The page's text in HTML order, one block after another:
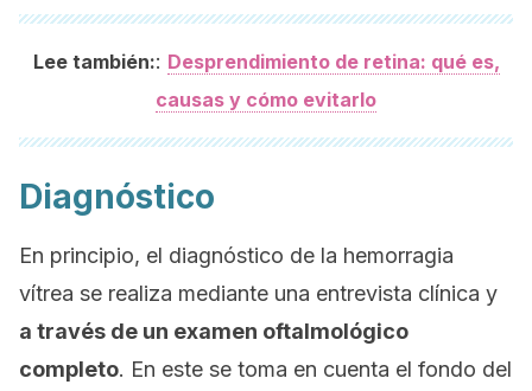
Lee también:: Desprendimiento de retina: qué es,
causas y cómo evitarlo
Diagnóstico
En principio, el diagnóstico de la hemorragia
vítrea se realiza mediante una entrevista clínica y
a través de un examen oftalmológico
completo. En este se toma en cuenta el fondo del